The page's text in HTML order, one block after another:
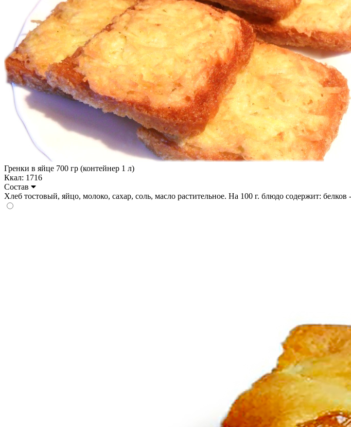
Гренки в яйце 700 гр (контейнер 1 л)
Ккал: 1716
Состав
Хлеб тостовый, яйцо, молоко, сахар, соль, масло растительное. На 100 г. блюдо содержит: